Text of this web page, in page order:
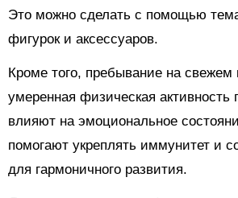
Это можно сделать с помощью
фигурок и аксессуаров.
Кроме того, пребывание на свежем
умеренная физическая активность
влияют на эмоциональное
помогают укреплять иммунитет и
для гармоничного развития.